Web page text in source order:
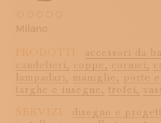
PRODOTTI: accessori da
candelieri,
coppe, cornici,
lampadari, maniglie,
porte
targhe e insegne, trofei,
SERVIZI:
disegno e